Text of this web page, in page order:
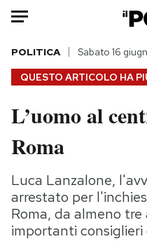
HOME
Italia
Politica
Tecnologia
Internet
Scienza
Cultura
QUESTO ARTICOLO HA
POLITICA Sabato 16
L’uomo al
Roma
Luca Lanzalone,
arrestato per
Roma, da almeno
importanti consiglieri